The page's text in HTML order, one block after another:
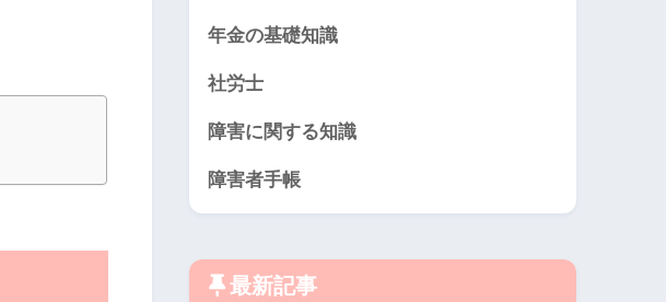
年金の基礎知識
社労士
障害に関する知識
障害者手帳
最新記事